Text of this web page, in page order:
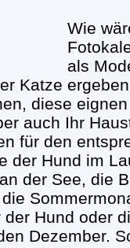
Wie
als
Katze
diese
auch Ihr
für den
der Hund im
der See, die
Hund oder
Dezember.